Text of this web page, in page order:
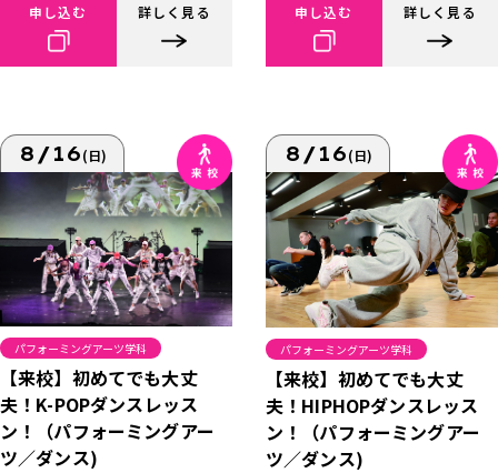
申し込む 詳しく見る 申し込む 詳しく見る
8/16(日)
パフォーミングアーツ学科
【来校】初めてでも大丈
夫！K-POPダンスレッス
ン！（パフォーミングアー
ツ／ダンス)
8/16(日)
パフォーミングアーツ学科
【来校】初めてでも大丈
夫！HIPHOPダンスレッス
ン！（パフォーミングアー
ツ／ダンス)